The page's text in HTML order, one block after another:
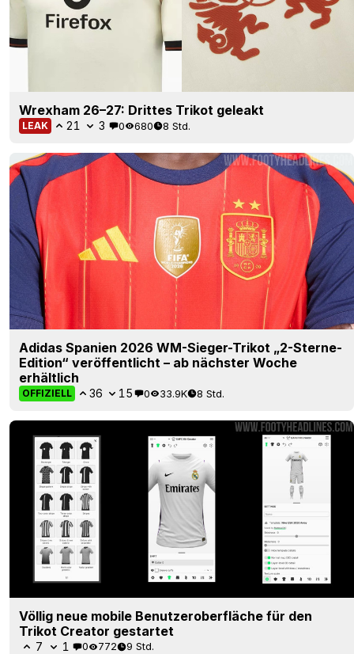
Wrexham 26–27: Drittes Trikot geleakt
LEAK 21 3 0 680 8 Std.
Adidas Spanien 2026 WM-Sieger-Trikot „2-Sterne-
Edition“ veröffentlicht – ab nächster Woche
erhältlich
OFFIZIELL 36 15 0 33.9K 8 Std.
Völlig neue mobile Benutzeroberfläche für den
Trikot Creator gestartet
7 1 0 772 9 Std.